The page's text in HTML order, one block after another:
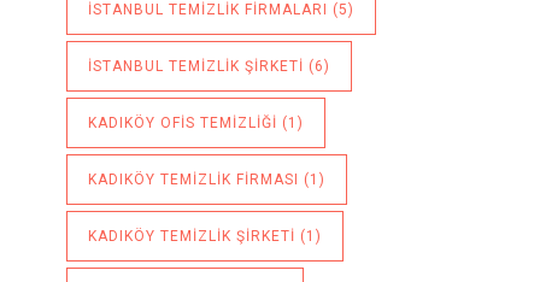
ISTANBUL TEMIZLIK FIRMALARI (5)
ISTANBUL TEMIZLIK ŞIRKETI (6)
KADIKÖY OFIS TEMIZLIĞI (1)
KADIKÖY TEMIZLIK FIRMASI (1)
KADIKÖY TEMIZLIK ŞIRKETI (1)